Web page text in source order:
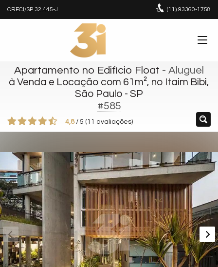
CRECI/SP 32.445-J (11) 93360-1758
Apartamento no Edifício Float - Aluguel
à Venda e Locação com 61m², no Itaim Bibi,
São Paulo - SP
#585
4,8/ 5 ( 11 avaliações)